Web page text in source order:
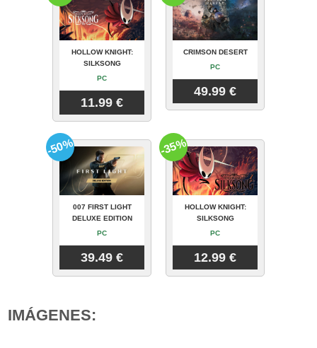
HOLLOW KNIGHT:
SILKSONG
PC
11.99 €
CRIMSON DESERT
PC
49.99 €
007 FIRST LIGHT
DELUXE EDITION
PC
39.49 €
-50%
HOLLOW KNIGHT:
SILKSONG
PC
12.99 €
-35%
IMÁGENES: